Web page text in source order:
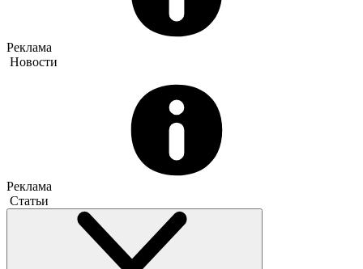
Реклама
Новости
Реклама
Статьи